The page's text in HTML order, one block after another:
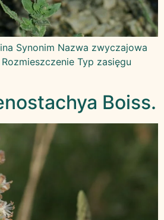
Synonim Nazwa zwyczajowa
Typ zasięgu
Boiss.